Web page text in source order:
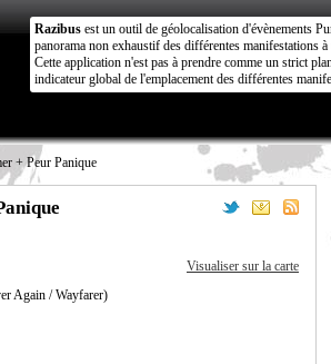
Razibus est un outil de géolocalisation d'évènements
panorama non exhaustif des différentes manifestations
Cette application n'est pas à prendre comme un strict
indicateur global de l'emplacement des différentes
+ Peur Panique
Visualiser sur la carte
Again / Wayfarer)